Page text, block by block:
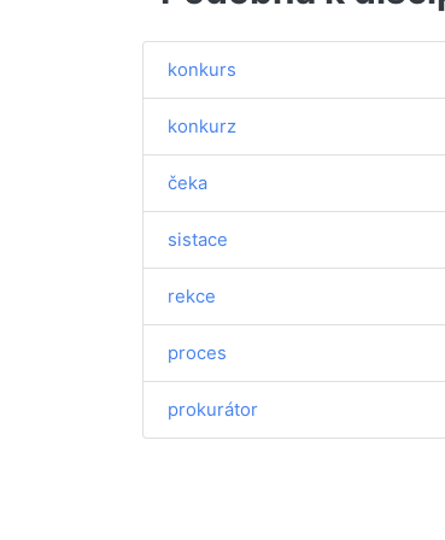
konkurs
konkurz
čeka
sistace
rekce
proces
prokurátor